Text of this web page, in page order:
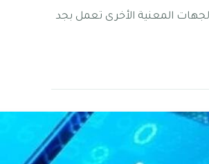
والجهات المعنية الأخرى تعمل بجد